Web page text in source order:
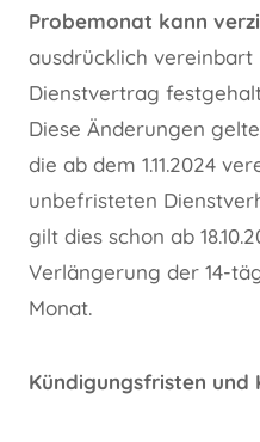
Probemonat kann
ausdrücklich
Dienstvertrag
Diese Änderungen
die ab dem 1.11.2024
unbefristeten
gilt dies schon ab
Verlängerung der 14-
Monat.
Kündigungsfristen und